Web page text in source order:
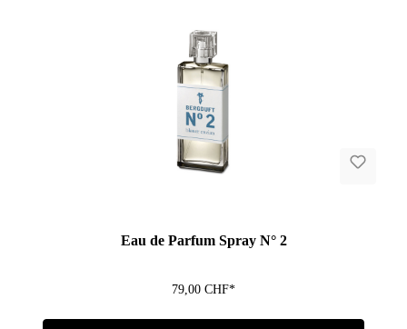
Eau de Parfum Spray N° 2
79,00 CHF*